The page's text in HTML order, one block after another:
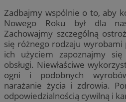
Zadbajmy wspólnie o to, aby
Nowego Roku był dla
Zachowajmy szczególną
się różnego rodzaju
ich użyciem zapoznajmy
obsługi. Niewłaściwe
ogni i podobnych
narażanie życia i zdrowia.
odpowiedzialnością cywilną i